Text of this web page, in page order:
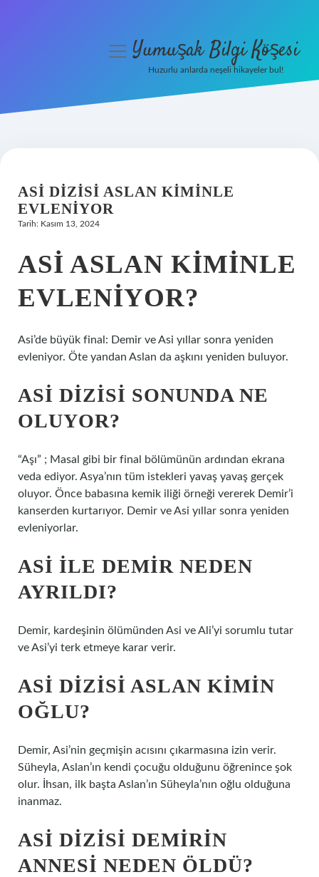
Hakkımızda
menüyüYumuşak Bilgi Köşesi
Huzurlu anlarda neşeli hikayeler bul!
ASI DIZISI ASLAN KIMINLE
EVLENIYOR
Tarih: Kasım 13, 2024
ASI ASLAN KIMINLE
EVLENIYOR?
Asi’de büyük final: Demir ve Asi yıllar sonra yeniden
evleniyor. Öte yandan Aslan da aşkını yeniden buluyor.
ASI DIZISI SONUNDA NE
OLUYOR?
“Aşı” ; Masal gibi bir final bölümünün ardından ekrana
veda ediyor. Asya’nın tüm istekleri yavaş yavaş gerçek
oluyor. Önce babasına kemik iliği örneği vererek Demir’i
kanserden kurtarıyor. Demir ve Asi yıllar sonra yeniden
evleniyorlar.
ASI ILE DEMIR NEDEN
AYRILDI?
Demir, kardeşinin ölümünden Asi ve Ali’yi sorumlu tutar
ve Asi’yi terk etmeye karar verir.
ASI DIZISI ASLAN KIMIN
OĞLU?
Demir, Asi’nin geçmişin acısını çıkarmasına izin verir.
Süheyla, Aslan’ın kendi çocuğu olduğunu öğrenince şok
olur. İhsan, ilk başta Aslan’ın Süheyla’nın oğlu olduğuna
inanmaz.
ASI DIZISI DEMIRIN
ANNESI NEDEN ÖLDÜ?